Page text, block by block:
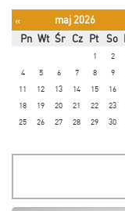
« maj 2026
Pn Wt Śr Cz Pt So
1 2
4
5 6 7 8 9
11
12 13 14 15 16
18
19 20 21 22 23
25
26 27 28 29 30